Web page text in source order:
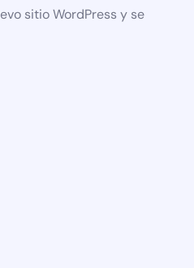
sitio WordPress y se